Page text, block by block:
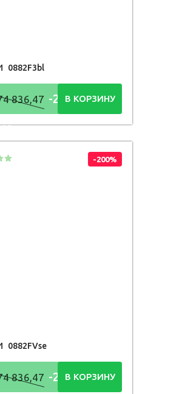
0882F3bl
836,47 -21 474
Р
В КОРЗИНУ
-200%
0882FVse
836,47 -21 474
В КОРЗИНУ